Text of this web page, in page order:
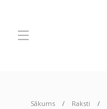
Sākums Raksti